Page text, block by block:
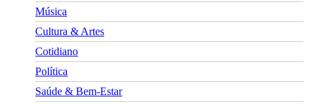
Música
Cultura & Artes
Cotidiano
Política
Saúde & Bem-Estar